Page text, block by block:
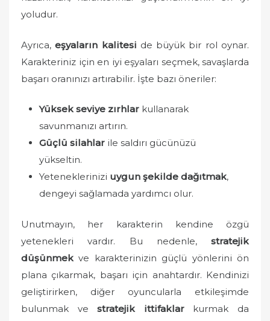
yoludur.
Ayrıca,eşyaların kalitesi de büyük bir rol oynar.
Karakteriniz için en iyi eşyaları seçmek, savaşlarda
başarı oranınızı artırabilir. İşte bazı öneriler:
Yüksek seviye zırhlar kullanarak
savunmanızı artırın.
Güçlü silahlar ile saldırı gücünüzü
yükseltin.
Yeteneklerinizi uygun şekilde dağıtmak,
dengeyi sağlamada yardımcı olur.
Unutmayın, her karakterin kendine özgü
yetenekleri vardır. Bu nedenle, stratejik
düşünmek ve karakterinizin güçlü yönlerini ön
plana çıkarmak, başarı için anahtardır. Kendinizi
geliştirirken, diğer oyuncularla etkileşimde
bulunmak vestratejik ittifaklarkurmak da